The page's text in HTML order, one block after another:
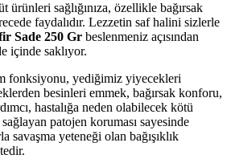
sağlığınıza, özellikle bağırsak
faydalıdır. Lezzetin saf halini sizlerle
Sade 250 Gr beslenmeniz açısından
içinde saklıyor.
fonksiyonu, yediğimiz yiyecekleri
besinleri emmek, bağırsak konforu,
hastalığa neden olabilecek kötü
patojen koruması sayesinde
savaşma yeteneği olan bağışıklık